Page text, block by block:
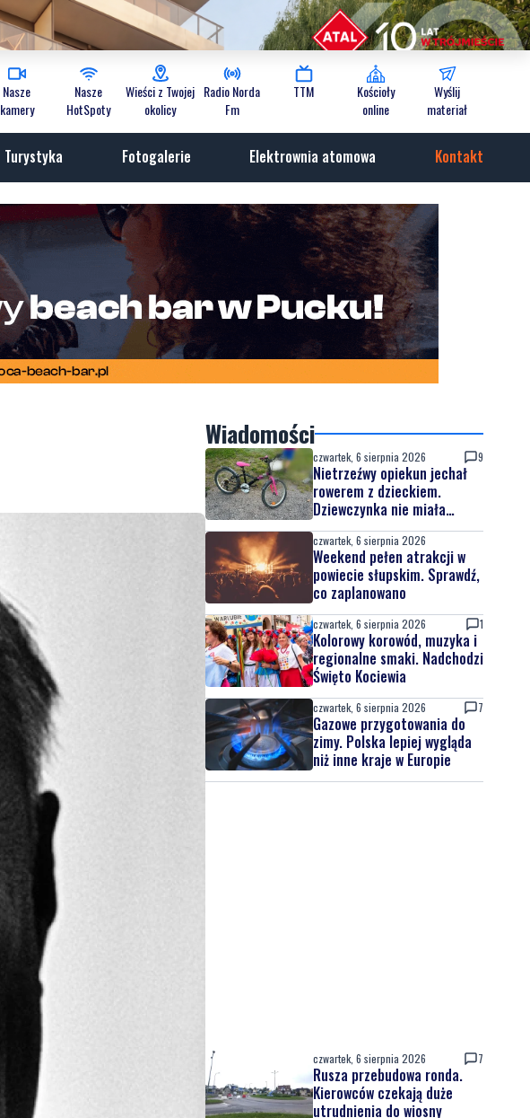
Nasze
kamery
Nasze
HotSpoty
Wieści z Twojej
okolicy
Radio Norda
Fm
TTM
Kościoły
online
Wyślij
materiał
Turystyka Fotogalerie Elektrownia atomowa Kontakt
Wiadomości
czwartek, 6 sierpnia 2026 9
Nietrzeźwy opiekun jechał
rowerem z dzieckiem.
Dziewczynka nie miała
kasku
czwartek, 6 sierpnia 2026
Weekend pełen atrakcji w
powiecie słupskim. Sprawdź,
co zaplanowano
czwartek, 6 sierpnia 2026 1
Kolorowy korowód, muzyka i
regionalne smaki. Nadchodzi
Święto Kociewia
czwartek, 6 sierpnia 2026 7
Gazowe przygotowania do
zimy. Polska lepiej wygląda
niż inne kraje w Europie
czwartek, 6 sierpnia 2026 7
Rusza przebudowa ronda.
Kierowców czekają duże
utrudnienia do wiosny